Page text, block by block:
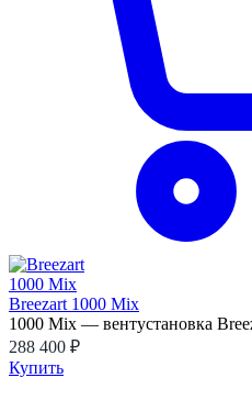
Breezart 1000 Mix
1000 Mix — вентустановка
288 400 ₽
Купить